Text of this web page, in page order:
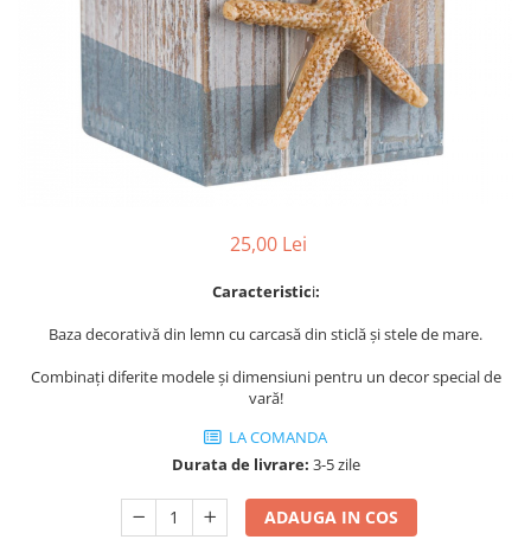
Perne decorative
Recipiente pentru lichide
Textile Bucatarie
Fete de masa
Prosoape si lavete
Perne sezut
25,00 Lei
Caracteristici:
Baza decorativă din lemn cu carcasă din sticlă și stele de mare.
Combinați diferite modele și dimensiuni pentru un decor special de
vară!
LA COMANDA
Durata de livrare: 3-5 zile
ADAUGA IN COS